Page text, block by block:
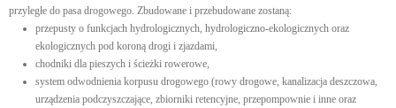
przyległe do pasa drogowego. Zbudowane i przebudowane zostaną:
przepusty o funkcjach hydrologicznych, hydrologiczno-ekologicznych oraz
ekologicznych pod koroną drogi i zjazdami,
chodniki dla pieszych i ścieżki rowerowe,
system odwodnienia korpusu drogowego (rowy drogowe, kanalizacja deszczowa,
urządzenia podczyszczające, zbiorniki retencyjne, przepompownie i inne oraz